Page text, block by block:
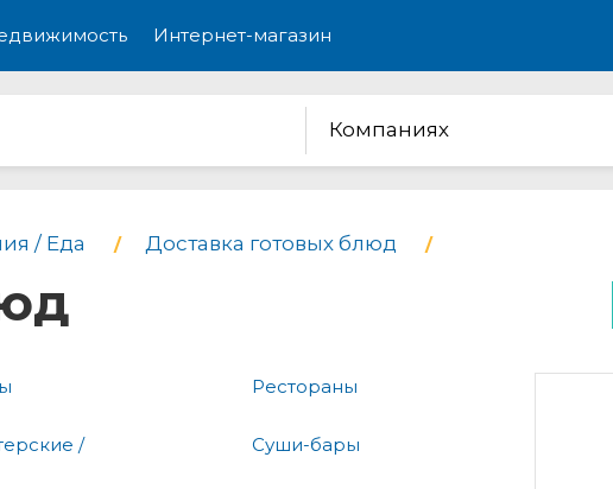
Интернет-магазин
Компаниях
/ Еда Доставка готовых блюд
/
Рестораны
Суши-бары